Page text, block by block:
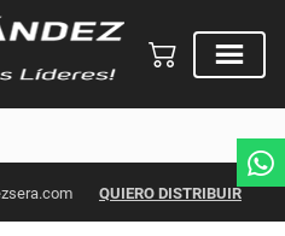
QUIERO DISTRIBUIR